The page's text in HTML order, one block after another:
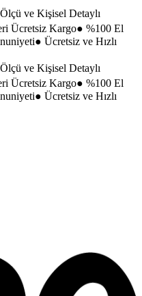
ve Kişisel Detaylı
Ücretsiz Kargo● %100 El
● Ücretsiz ve Hızlı
ve Kişisel Detaylı
Ücretsiz Kargo● %100 El
● Ücretsiz ve Hızlı